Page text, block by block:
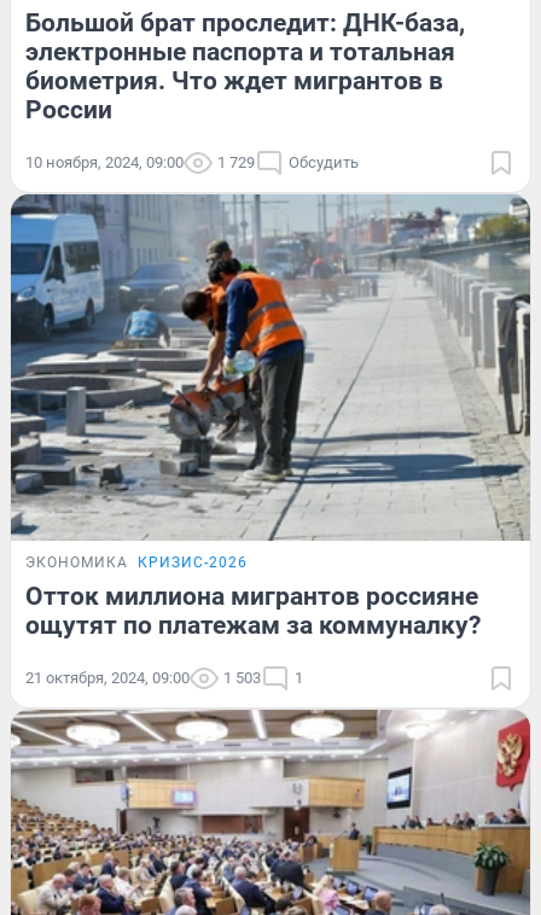
Большой брат проследит: ДНК-база,
электронные паспорта и тотальная
биометрия. Что ждет мигрантов в
России
10 ноября, 2024, 09:00 1 729 Обсудить
ЭКОНОМИКА КРИЗИС-2026
Отток миллиона мигрантов россияне
ощутят по платежам за коммуналку?
21 октября, 2024, 09:00 1 503 1